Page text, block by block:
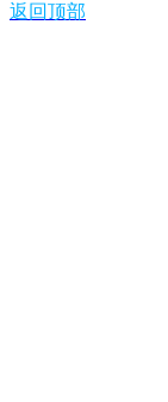
返回顶部